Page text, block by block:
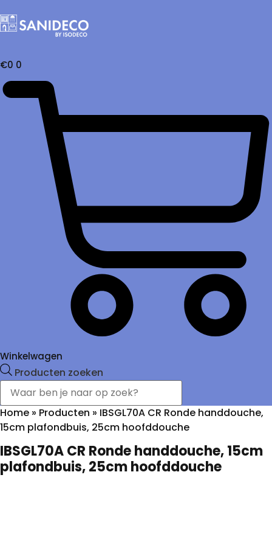
€0 0
Winkelwagen
Producten zoeken
Home » Producten » IBSGL70A CR Ronde handdouche,
15cm plafondbuis, 25cm hoofddouche
IBSGL70A CR Ronde handdouche, 15cm
plafondbuis, 25cm hoofddouche